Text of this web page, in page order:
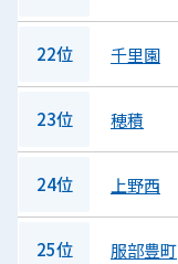
22位 千里園
23位 穂積
24位 上野西
25位 服部豊町